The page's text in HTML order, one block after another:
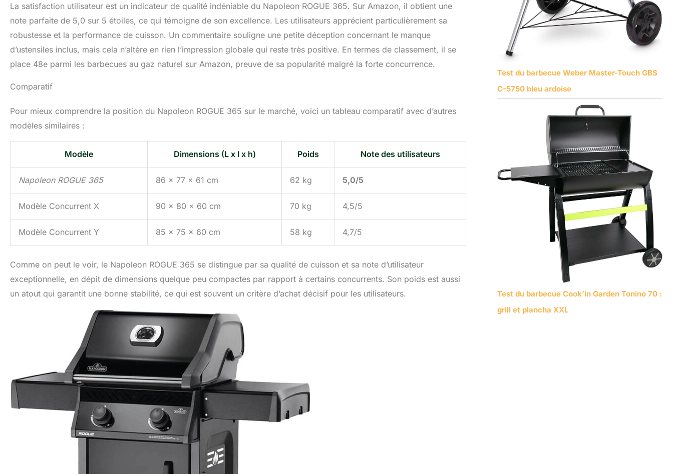
La satisfaction utilisateur est un indicateur de qualité indéniable du Napoleon ROGUE 365. Sur Amazon, il obtient une
note parfaite de 5,0 sur 5 étoiles, ce qui témoigne de son excellence. Les utilisateurs apprécient particulièrement sa
robustesse et la performance de cuisson. Un commentaire souligne une petite déception concernant le manque
d’ustensiles inclus, mais cela n’altère en rien l’impression globale qui reste très positive. En termes de classement, il se
place 48e parmi les barbecues au gaz naturel sur Amazon, preuve de sa popularité malgré la forte concurrence.
Comparatif
Pour mieux comprendre la position du Napoleon ROGUE 365 sur le marché, voici un tableau comparatif avec d’autres
modèles similaires :
Modèle Dimensions (L x l x h) Poids Note des utilisateurs
Napoleon ROGUE 365 86 x 77 x 61 cm 62 kg 5,0/5
Modèle Concurrent X 90 x 80 x 60 cm 70 kg 4,5/5
Modèle Concurrent Y 85 x 75 x 60 cm 58 kg 4,7/5
Comme on peut le voir, le Napoleon ROGUE 365 se distingue par sa qualité de cuisson et sa note d’utilisateur
exceptionnelle, en dépit de dimensions quelque peu compactes par rapport à certains concurrents. Son poids est aussi
un atout qui garantit une bonne stabilité, ce qui est souvent un critère d’achat décisif pour les utilisateurs.
Test du barbecue Weber Master-Touch GBS
C-5750 bleu ardoise
Test du barbecue Cook’in Garden Tonino 70 :
grill et plancha XXL